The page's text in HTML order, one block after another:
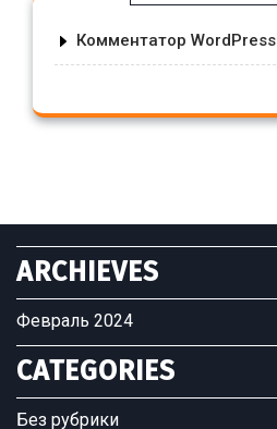
Комментатор WordPress
ARCHIEVES
Февраль 2024
CATEGORIES
Без рубрики